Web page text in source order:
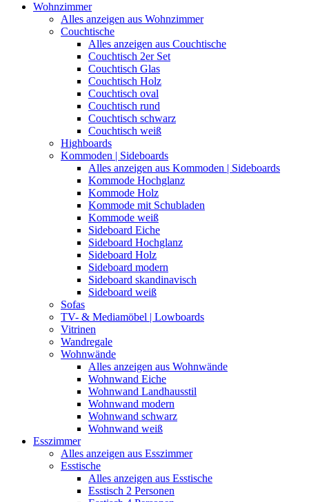
Wohnzimmer
Alles anzeigen aus Wohnzimmer
Couchtische
Alles anzeigen aus Couchtische
Couchtisch 2er Set
Couchtisch Glas
Couchtisch Holz
Couchtisch oval
Couchtisch rund
Couchtisch schwarz
Couchtisch weiß
Highboards
Kommoden | Sideboards
Alles anzeigen aus Kommoden | Sideboards
Kommode Hochglanz
Kommode Holz
Kommode mit Schubladen
Kommode weiß
Sideboard Eiche
Sideboard Hochglanz
Sideboard Holz
Sideboard modern
Sideboard skandinavisch
Sideboard weiß
Sofas
TV- & Mediamöbel | Lowboards
Vitrinen
Wandregale
Wohnwände
Alles anzeigen aus Wohnwände
Wohnwand Eiche
Wohnwand Landhausstil
Wohnwand modern
Wohnwand schwarz
Wohnwand weiß
Esszimmer
Alles anzeigen aus Esszimmer
Esstische
Alles anzeigen aus Esstische
Esstisch 2 Personen